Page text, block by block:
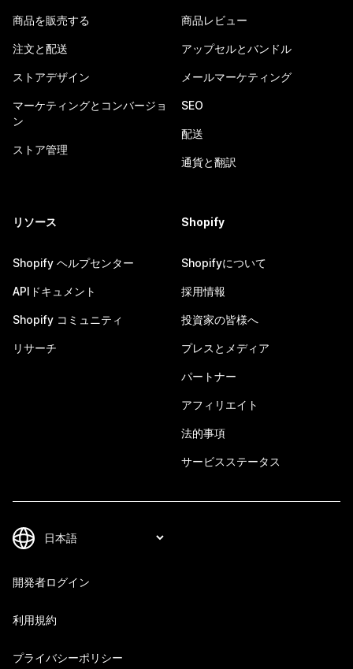
商品を販売する
注文と配送
ストアデザイン
マーケティングとコンバージョ
ン
ストア管理
商品レビュー
アップセルとバンドル
メールマーケティング
SEO
配送
通貨と翻訳
リソース
Shopify ヘルプセンター
APIドキュメント
Shopify コミュニティ
リサーチ
Shopify
Shopifyについて
採用情報
投資家の皆様へ
プレスとメディア
パートナー
アフィリエイト
法的事項
サービスステータス
開発者ログイン
利用規約
プライバシーポリシー